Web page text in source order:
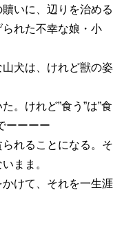
いに、辺りを治める
れた不幸な娘・小
犬は、けれど獣の姿
。けれど”食う”は”食
ーーーー
れることになる。そ
まま。
かけて、それを一生涯